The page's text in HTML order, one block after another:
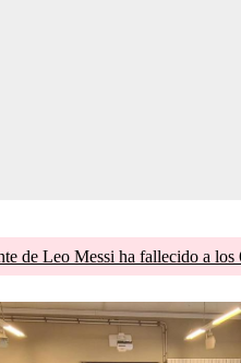
de Leo Messi ha fallecido a los